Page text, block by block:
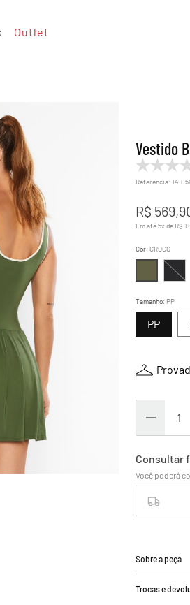
Outlet
Vestido
Referência:
R$ 569,
Em até5x de R$
Tamanho: PP
PP
Cor: CROCO
Sobre a peça
Trocas e